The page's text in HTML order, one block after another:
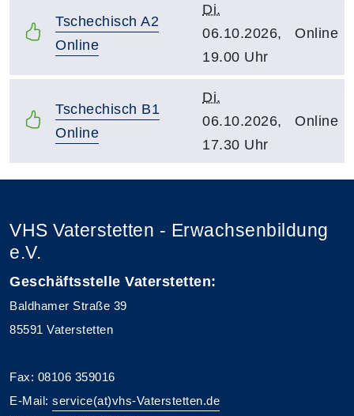
Tschechisch A2
Online
Di.
06.10.2026,
19.00 Uhr
Online
Tschechisch B1
Online
Di.
06.10.2026,
17.30 Uhr
Online
VHS Vaterstetten - Erwachsenbildung
e.V.
Geschäftsstelle Vaterstetten:
Baldhamer Straße 39
85591 Vaterstetten
Fax: 08106 359016
E-Mail: service(at)vhs-Vaterstetten.de